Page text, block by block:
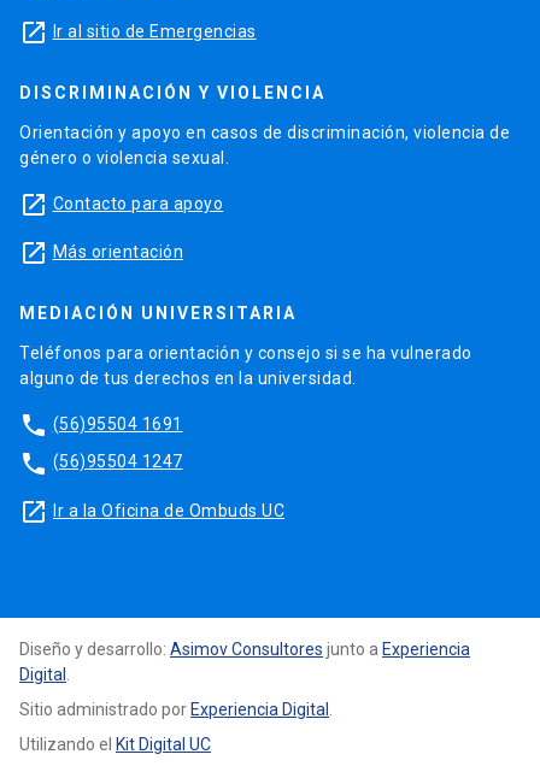
launch Ir al sitio de Emergencias
DISCRIMINACIÓN Y VIOLENCIA
Orientación y apoyo en casos de discriminación, violencia de
género o violencia sexual.
launch Contacto para apoyo
launch Más orientación
MEDIACIÓN UNIVERSITARIA
Teléfonos para orientación y consejo si se ha vulnerado
alguno de tus derechos en la universidad.
phone (56)95504 1691
phone (56)95504 1247
launch Ir a la Oficina de Ombuds UC
Diseño y desarrollo: Asimov Consultores junto a Experiencia
Digital
Sitio administrado por Experiencia Digital
Utilizando el Kit Digital UC